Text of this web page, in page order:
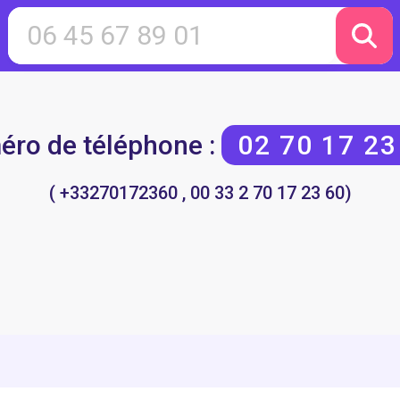
de téléphone : 02 70 17
( +33270172360 , 00 33 2 70 17 23 60)